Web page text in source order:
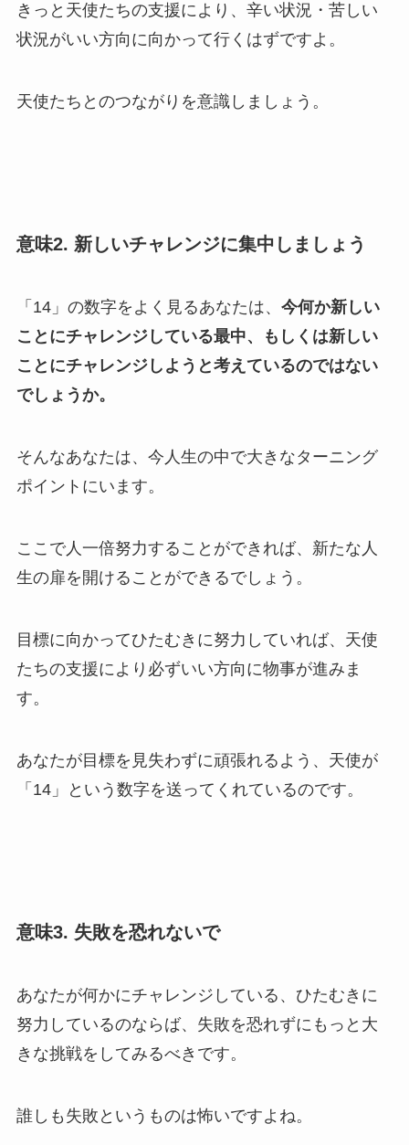
きっと天使たちの支援により、辛い状況・苦しい
状況がいい方向に向かって行くはずですよ。
天使たちとのつながりを意識しましょう。
意味2. 新しいチャレンジに集中しましょう
「14」の数字をよく見るあなたは、 今何か新しい
ことにチャレンジしている最中、もしくは新しい
ことにチャレンジしようと考えているのではない
でしょうか。
そんなあなたは、今人生の中で大きなターニング
ポイントにいます。
ここで人一倍努力することができれば、新たな人
生の扉を開けることができるでしょう。
目標に向かってひたむきに努力していれば、天使
たちの支援により必ずいい方向に物事が進みま
す。
あなたが目標を見失わずに頑張れるよう、天使が
「14」という数字を送ってくれているのです。
意味3. 失敗を恐れないで
あなたが何かにチャレンジしている、ひたむきに
努力しているのならば、失敗を恐れずにもっと大
きな挑戦をしてみるべきです。
誰しも失敗というものは怖いですよね。